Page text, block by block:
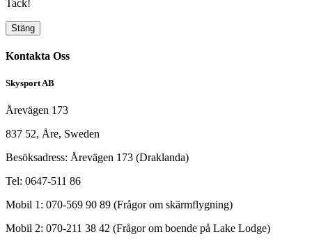
Tack!
Stäng
Kontakta Oss
Skysport AB
Årevägen 173
837 52, Åre, Sweden
Besöksadress: Årevägen 173 (Draklanda)
Tel: 0647-511 86
Mobil 1: 070-569 90 89 (Frågor om skärmflygning)
Mobil 2: 070-211 38 42 (Frågor om boende på Lake Lodge)